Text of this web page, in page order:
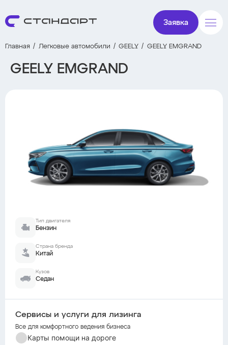
Заявка
Главная Легковые автомобили GEELY GEELY EMGRAND
GEELY EMGRAND
Тип двигателя
Бензин
Страна бренда
Китай
Кузов
Седан
Сервисы и услуги для лизинга
Все для комфортного ведения бизнеса
Карты помощи на дороге